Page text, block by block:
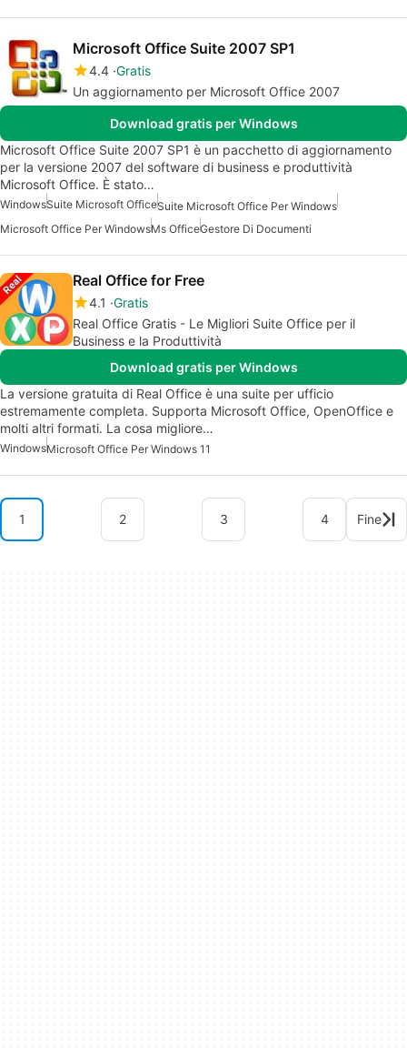
Microsoft Office Suite 2007 SP1
4.4 Gratis
Un aggiornamento per Microsoft Office 2007
Download gratis per Windows
Microsoft Office Suite 2007 SP1 è un pacchetto di aggiornamento
per la versione 2007 del software di business e produttività
Microsoft Office. È stato…
WindowsSuite Microsoft OfficeSuite Microsoft Office Per Windows
Microsoft Office Per WindowsMs OfficeGestore Di Documenti
Real Office for Free
4.1 Gratis
Real Office Gratis - Le Migliori Suite Office per il
Business e la Produttività
Download gratis per Windows
La versione gratuita di Real Office è una suite per ufficio
estremamente completa. Supporta Microsoft Office, OpenOffice e
molti altri formati. La cosa migliore…
WindowsMicrosoft Office Per Windows 11
1 2 3 4 Fine